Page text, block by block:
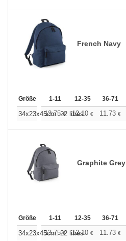
French Navy
Größe 1-11 12-35 36-71
34x23x45cm. 22 litres
13.75€ 12.10 € 11.73 €
Graphite Grey
Größe 1-11 12-35 36-71
34x23x45cm. 22 litres
13.75€ 12.10 € 11.73 €